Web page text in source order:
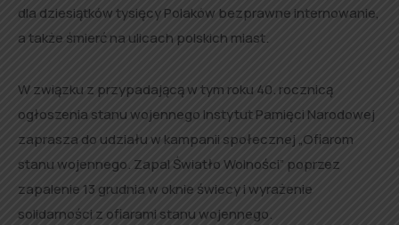
dla dziesiątków tysięcy Polaków bezprawne internowanie,
a także śmierć na ulicach polskich miast.
W związku z przypadającą w tym roku 40. rocznicą
ogłoszenia stanu wojennego Instytut Pamięci Narodowej
zaprasza do udziału w kampanii społecznej „Ofiarom
stanu wojennego. Zapal Światło Wolności” poprzez
zapalenie 13 grudnia w oknie świecy i wyrażenie
solidarności z ofiarami stanu wojennego.